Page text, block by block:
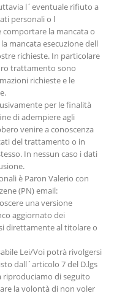
l´eventuale rifiuto a
personali o l
la mancata o
mancata esecuzione dell
richieste. In particolare
trattamento sono
richieste e le
per le finalità
di adempiere agli
venire a conoscenza
del trattamento o in
In nessun caso i dati
è Paron Valerio con
(PN) email:
una versione
aggiornato dei
direttamente al titolare o
Lei/Voi potrà rivolgersi
dall´articolo 7 del D.lgs
riproduciamo di seguito
la volontà di non voler